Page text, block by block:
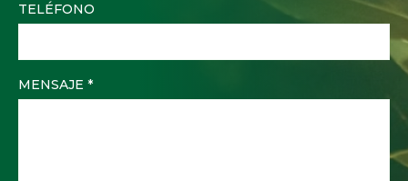
TELÉFONO
MENSAJE *